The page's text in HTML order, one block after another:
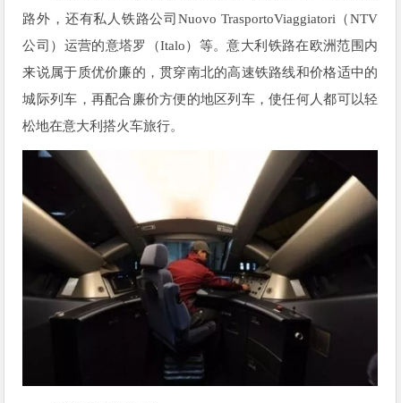
路外，还有私人铁路公司Nuovo TrasportoViaggiatori（NTV
公司）运营的意塔罗（Italo）等。意大利铁路在欧洲范围内
来说属于质优价廉的，贯穿南北的高速铁路线和价格适中的
城际列车，再配合廉价方便的地区列车，使任何人都可以轻
松地在意大利搭火车旅行。